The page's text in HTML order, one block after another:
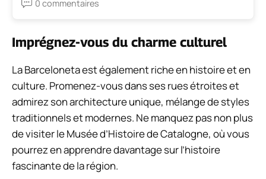
0 commentaires
Imprégnez-vous du charme culturel
La Barceloneta est également riche en histoire et en
culture. Promenez-vous dans ses rues étroites et
admirez son architecture unique, mélange de styles
traditionnels et modernes. Ne manquez pas non plus
de visiter le Musée d’Histoire de Catalogne, où vous
pourrez en apprendre davantage sur l’histoire
fascinante de la région.